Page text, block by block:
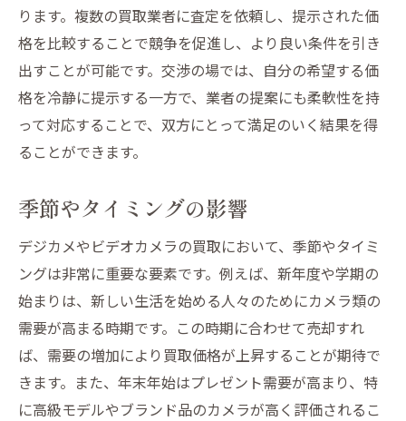
ります。複数の買取業者に査定を依頼し、提示された価
格を比較することで競争を促進し、より良い条件を引き
出すことが可能です。交渉の場では、自分の希望する価
格を冷静に提示する一方で、業者の提案にも柔軟性を持
って対応することで、双方にとって満足のいく結果を得
ることができます。
季節やタイミングの影響
デジカメやビデオカメラの買取において、季節やタイミ
ングは非常に重要な要素です。例えば、新年度や学期の
始まりは、新しい生活を始める人々のためにカメラ類の
需要が高まる時期です。この時期に合わせて売却すれ
ば、需要の増加により買取価格が上昇することが期待で
きます。また、年末年始はプレゼント需要が高まり、特
に高級モデルやブランド品のカメラが高く評価されるこ